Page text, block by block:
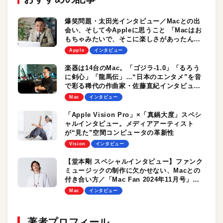
爆笑問題・太田光インタビュー／Macとの出
会い、そして今Appleに思うこと 「Macはお
もちゃみたいで、そこに楽しさがあったんだ
よね」
Apple インタビュー
楽器は14台のMac。「ゴジラ-1.0」「るろう
に剣心」「龍馬伝」…“日本のエンタメ”を音
で彩る稀代の作曲家・佐藤直紀インタビュー
／林檎職人
Mac インタビュー
「Apple Vision Pro」×「真鍋大度」スペシ
ャルインタビュー。メディアアーティスト
が“見た”空間コンピュータの革新性
Vision インタビュー
【堂本剛 スペシャルインタビュー】ファンク
ミュージックの制作に欠かせない、Macとの
付き合い方／「Mac Fan 2024年11月号」好
評発売中！
Mac インタビュー